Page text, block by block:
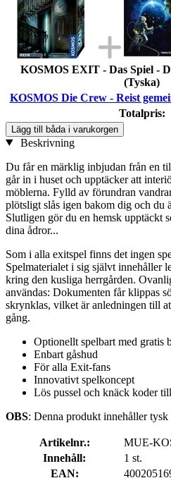
KOSMOS EXIT - Das Spiel -
(Tyska)
KOSMOS Die Crew - Reist
Totalpris:
Lägg till båda i varukorgen
Beskrivning
Du får en märklig inbjudan från en
går in i huset och upptäcker att
möblerna. Fylld av förundran
plötsligt slås igen bakom dig och du
Slutligen gör du en hemsk upptäckt
dina ådror...
Som i alla exitspel finns det ingen
Spelmaterialet i sig självt innehåller
kring den kusliga herrgården.
användas: Dokumenten får klippas
skrynklas, vilket är anledningen till
gång.
Optionellt spelbart med gratis
Enbart gåshud
För alla Exit-fans
Innovativt spelkoncept
Lös pussel och knäck koder
OBS: Denna produkt innehåller tysk
Artikelnr.:
MUE-
Innehåll:
1 st.
EAN: